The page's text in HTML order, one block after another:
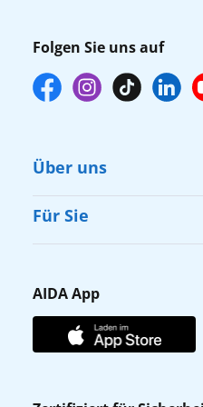
Folgen Sie uns auf
Über uns
Cruise & Help
Karriere
Affiliateprogramm
Für Sie
Gästefragebogen
AIDA Club
AIDA App
AIDA App